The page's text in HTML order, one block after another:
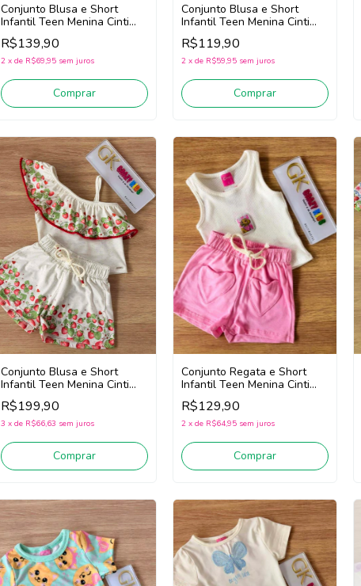
Conjunto Blusa e Short
Infantil Teen Menina Cinti
22223 (Off White/Vermelho)
R$139,90
2 x de R$69,95 sem juros
Comprar
Conjunto Blusa e Short
Infantil Teen Menina Cinti
22229 (Azul)
R$119,90
2 x de R$59,95 sem juros
Comprar
Conjunto Blusa e Short
Infantil Teen Menina Cinti
22202 (Off White/Vermelho)
R$199,90
3 x de R$66,63 sem juros
Comprar
Conjunto Regata e Short
Infantil Teen Menina Cinti
22087 (Off White/Rosa)
R$129,90
2 x de R$64,95 sem juros
Comprar